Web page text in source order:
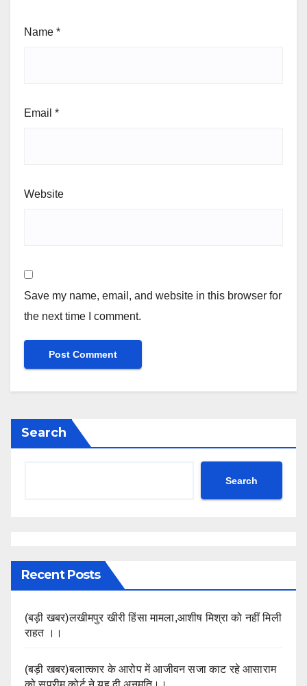
Name *
Email *
Website
Save my name, email, and website in this browser for
the next time I comment.
Search
Search
Recent Posts
(बड़ी खबर)लखीमपुर खीरी हिंसा मामला,आशीष मिश्रा को नहीं मिली
राहत ।।
(बड़ी खबर)बलात्कार के आरोप में आजीवन सजा काट रहे आसाराम